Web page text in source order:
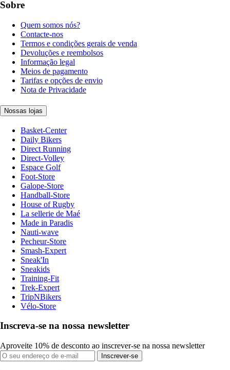
Sobre
Quem somos nós?
Contacte-nos
Termos e condições gerais de venda
Devoluções e reembolsos
Informação legal
Meios de pagamento
Tarifas e opções de envio
Nota de Privacidade
Nossas lojas
Basket-Center
Daily Bikers
Direct Running
Direct-Volley
Espace Golf
Foot-Store
Galope-Store
Handball-Store
House of Rugby
La sellerie de Maé
Made in Paradis
Nauti-wave
Pecheur-Store
Smash-Expert
Sneak'In
Sneakids
Training-Fit
Trek-Expert
TripNBikers
Vélo-Store
Inscreva-se na nossa newsletter
Aproveite 10% de desconto ao inscrever-se na nossa newsletter
Inscrever-se